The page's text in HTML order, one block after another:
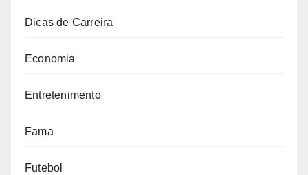
Dicas de Carreira
Economia
Entretenimento
Fama
Futebol